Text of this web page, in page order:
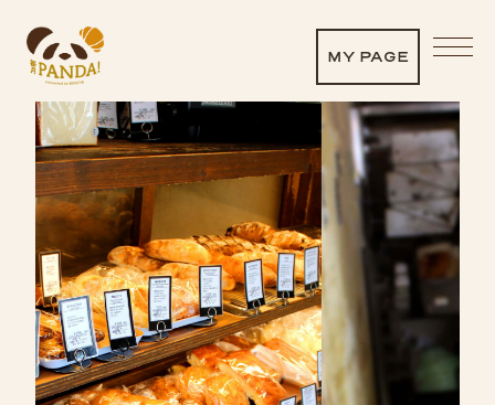
MY PAGE
月PANDA!